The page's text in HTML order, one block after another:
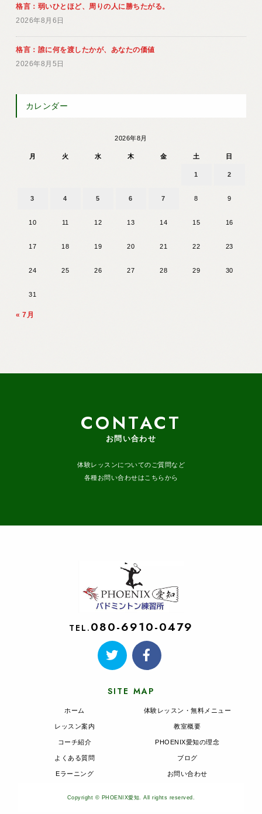
格言：弱いひとほど、周りの人に勝ちたがる。
2026年8月6日
格言：誰に何を渡したかが、あなたの価値
2026年8月5日
カレンダー
2026年8月
月 火 水 木 金 土 日
1 2
3 4 5 6 7 8 9
10 11 12 13 14 15 16
17 18 19 20 21 22 23
24 25 26 27 28 29 30
31
« 7月
CONTACT
お問い合わせ
体験レッスンについてのご質問など
各種お問い合わせはこちらから
TEL. 080-6910-0479
SITE MAP
ホーム
レッスン案内
コーチ紹介
よくある質問
Eラーニング
体験レッスン・無料メニュー
教室概要
PHOENIX愛知の理念
ブログ
お問い合わせ
Copyright © PHOENIX愛知. All rights reserved.